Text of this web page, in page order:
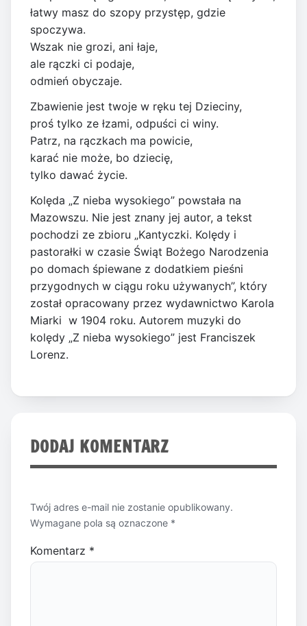
łatwy masz do szopy przystęp, gdzie
spoczywa.
Wszak nie grozi, ani łaje,
ale rączki ci podaje,
odmień obyczaje.
Zbawienie jest twoje w ręku tej Dzieciny,
proś tylko ze łzami, odpuści ci winy.
Patrz, na rączkach ma powicie,
karać nie może, bo dziecię,
tylko dawać życie.
Kolęda „Z nieba wysokiego” powstała na
Mazowszu. Nie jest znany jej autor, a tekst
pochodzi ze zbioru „Kantyczki. Kolędy i
pastorałki w czasie Świąt Bożego Narodzenia
po domach śpiewane z dodatkiem pieśni
przygodnych w ciągu roku używanych”, który
został opracowany przez wydawnictwo Karola
Miarki w 1904 roku. Autorem muzyki do
kolędy „Z nieba wysokiego” jest Franciszek
Lorenz.
DODAJ KOMENTARZ
Twój adres e-mail nie zostanie opublikowany.
Wymagane pola są oznaczone *
Komentarz *